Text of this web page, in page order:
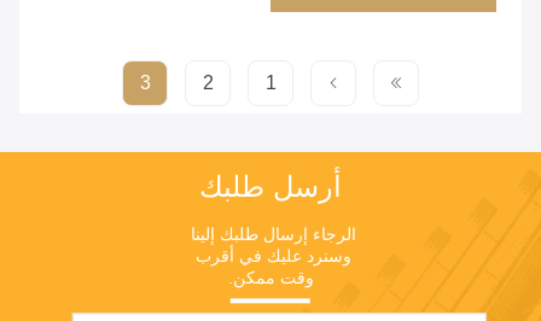
1
2
3
أرسل طلبك
وقت ممكن.